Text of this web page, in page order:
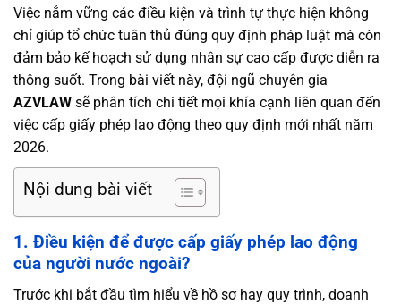
Việc nắm vững các điều kiện và trình tự thực hiện không
chỉ giúp tổ chức tuân thủ đúng quy định pháp luật mà còn
đảm bảo kế hoạch sử dụng nhân sự cao cấp được diễn ra
thông suốt. Trong bài viết này, đội ngũ chuyên gia
AZVLAW sẽ phân tích chi tiết mọi khía cạnh liên quan đến
việc cấp giấy phép lao động theo quy định mới nhất năm
2026.
Nội dung bài viết
1. Điều kiện để được cấp giấy phép lao động
của người nước ngoài?
Trước khi bắt đầu tìm hiểu về hồ sơ hay quy trình, doanh